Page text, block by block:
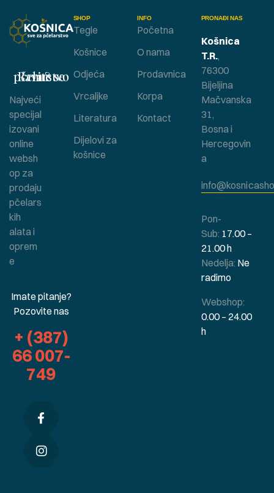
SHOP
Tegle
Košnice
Odjeća
Vrcaljke
Literatura
Dijelovi za
košnice
INFO
Početna
O nama
Prodavnica
Korpa
Kontact
Bavite se pčelarstvom ?
Najveći
specijal
izovani
online
websh
op za
prodaju
pčelars
kih
alata i
oprem
e
Imate pitanje?
Pozovite nas
+ (387)
66 007-
749
PRONAĐI NAS
Košnica
T.R.,
76300
Bijeljina
Mačvanska
31,
Bosna i
Hercegovin
a
Pon-
Sub: 17.00 –
21.00 h
Nedelja: Ne
radimo
Webshop:
0.00 – 24.00
h